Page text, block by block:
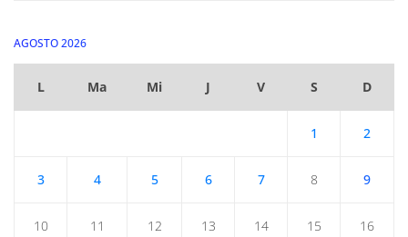
AGOSTO 2026
L Ma Mi J V S D
1 2
3 4 5 6 7 8 9
10 11 12 13 14 15 16